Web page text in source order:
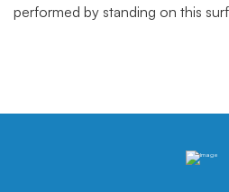
performed by standing on this